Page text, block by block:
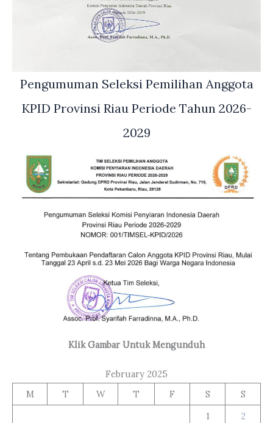
Pengumuman Seleksi Pemilihan Anggota
KPID Provinsi Riau Periode Tahun 2026-
2029
Klik Gambar Untuk Mengunduh
February 2025
M
T W T F S
S
1
2